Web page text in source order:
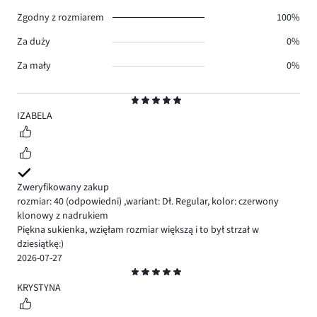
5
IZABELA
Zweryfikowany zakup
rozmiar: 40 (odpowiedni) ,wariant: Dł. Regular, kolor: czerwony
klonowy z nadrukiem
Piękna sukienka, wzięłam rozmiar większą i to był strzał w
dziesiątkę:)
2026-07-27
5
KRYSTYNA
Zgodny z rozmiarem
100%
Za duży
0%
Za mały
0%